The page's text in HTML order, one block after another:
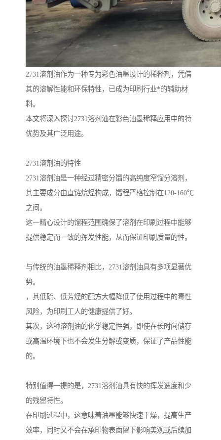
2731溶剂油作为一种专为彩色油墨设计的稀释剂，凭借
其的溶解性能和环保特性，已成为印刷行业*的辅助材
料。
本文将深入探讨2731溶剂油在彩色油墨稀释应用中的特
优势及其广泛用途。
2731溶剂油的特性
2731溶剂油是一种经过精密分馏的高纯度窄馏分溶剂，
其主要成分由直链烷烃构成，馏程严格控制在120-160℃
之间。
这一精心设计的馏程范围确保了溶剂在印刷过程中能够
提供稳定而一致的挥发性能，从而保证印刷质量的性。
与传统的油墨稀释剂相比，2731溶剂油具有多项显著优
势。
，其低硫、低芳烃的配方大幅降低了使用过程中的毒性
风险，为印刷工人的健康提供了好。
其次，这种溶剂油的化学稳定性强，即使在长时间储存
或高温环境下也不会发生分解或变质，保证了产品性能
的。
特别值得一提的是，2731溶剂油具有快的挥发速度和少
的残留特性。
在印刷过程中，这意味着油墨能够快速干燥，提高生产
效率，同时又不会在承印物表面留下影响美观或后续加